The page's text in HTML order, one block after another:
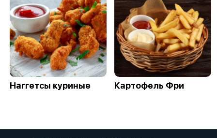
Наггетсы куриные Картофель Фри